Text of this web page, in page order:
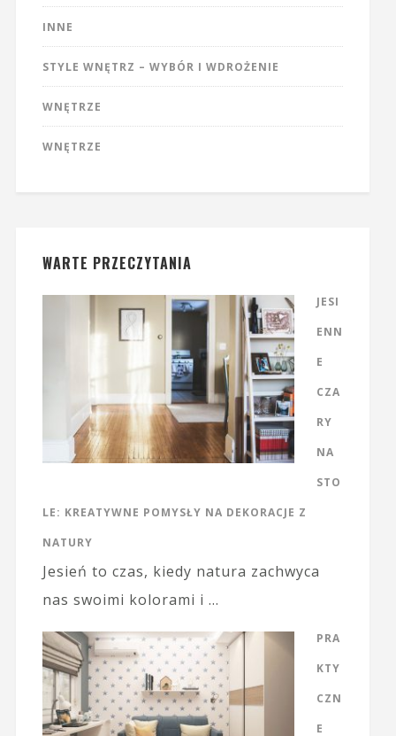
INNE
STYLE WNĘTRZ – WYBÓR I WDROŻENIE
WNĘTRZE
WNĘTRZE
WARTE PRZECZYTANIA
JESI
ENN
E
CZA
RY
NA
STO
LE: KREATYWNE POMYSŁY NA DEKORACJE Z
NATURY
Jesień to czas, kiedy natura zachwyca
nas swoimi kolorami i …
PRA
KTY
CZN
E